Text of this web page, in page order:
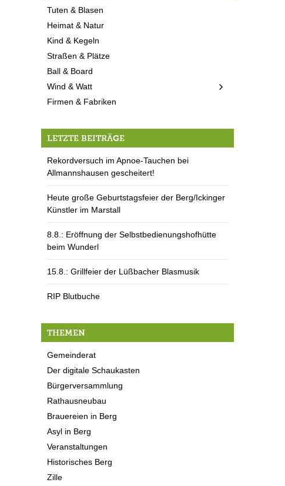
Tuten & Blasen
Heimat & Natur
Kind & Kegeln
Straßen & Plätze
Ball & Board
Wind & Watt
Firmen & Fabriken
LETZTE BEITRÄGE
Rekordversuch im Apnoe-Tauchen bei
Allmannshausen gescheitert!
Heute große Geburtstagsfeier der Berg/Ickinger
Künstler im Marstall
8.8.: Eröffnung der Selbstbedienungshofhütte
beim Wunderl
15.8.: Grillfeier der Lüßbacher Blasmusik
RIP Blutbuche
THEMEN
Gemeinderat
Der digitale Schaukasten
Bürgerversammlung
Rathausneubau
Brauereien in Berg
Asyl in Berg
Veranstaltungen
Historisches Berg
Zille